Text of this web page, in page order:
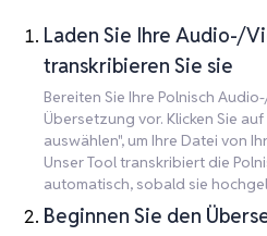
Laden Sie Ihre Audio-/
transkribieren Sie sie
Bereiten Sie Ihre Polnisch
Übersetzung vor. Klicken Sie
auswählen", um Ihre Datei von
Unser Tool transkribiert die
automatisch, sobald sie
Beginnen Sie den